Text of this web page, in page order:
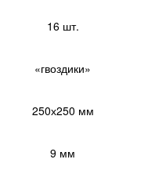
16 шт.
«гвоздики»
250х250 мм
9 мм